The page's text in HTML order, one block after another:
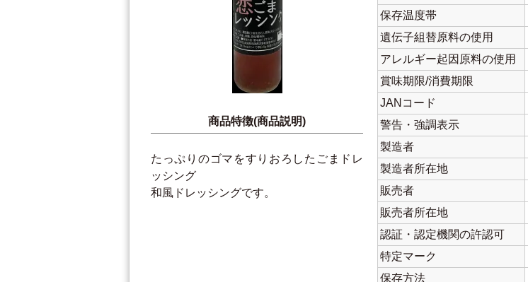
商品特徴(商品説明)
たっぷりのゴマをすりおろしたごまドレ
ッシング
和風ドレッシングです。
保存温度帯
遺伝子組替原料の使用
アレルギー起因原料の使用
賞味期限/消費期限
JANコード
警告・強調表示
製造者
製造者所在地
販売者
販売者所在地
認証・認定機関の許認可
特定マーク
保存方法